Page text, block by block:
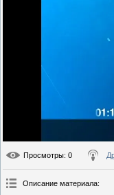
Просмотры: 0
Описание материала: